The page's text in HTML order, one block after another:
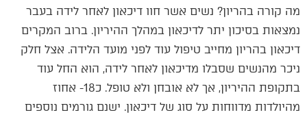
מה קורה בהריון? נשים אשר חוו דיכאון לאחר לידה בעבר
נמצאות בסיכון יתר לדיכאון במהלך ההיריון. ברוב המקרים
דיכאון בהריון מחייב טיפול עוד לפני מועד הלידה. אצל חלק
ניכר מהנשים שסבלו מדיכאון לאחר לידה, הוא החל עוד
בתקופת ההיריון, אך לא אובחן ולא טופל. כ18- אחוז
מהיולדות מדווחות על סוג של דיכאון. ישנם גורמים נוספים